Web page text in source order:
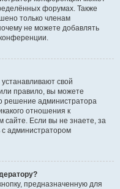
форумах. Также
только членам
не можете добавлять
свой
правило, вы можете
решение администратора
отношения к
Если вы не знаете, за
администратором
предназначенную для